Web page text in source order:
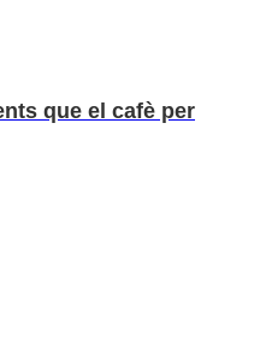
que el cafè per